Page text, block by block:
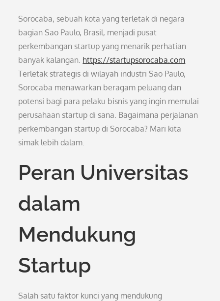
Sorocaba, sebuah kota yang terletak di negara
bagian Sao Paulo, Brasil, menjadi pusat
perkembangan startup yang menarik perhatian
banyak kalangan. https://startupsorocaba.com
Terletak strategis di wilayah industri Sao Paulo,
Sorocaba menawarkan beragam peluang dan
potensi bagi para pelaku bisnis yang ingin memulai
perusahaan startup di sana. Bagaimana perjalanan
perkembangan startup di Sorocaba? Mari kita
simak lebih dalam.
Peran Universitas
dalam
Mendukung
Startup
Salah satu faktor kunci yang mendukung